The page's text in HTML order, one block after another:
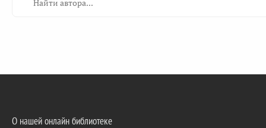
О нашей онлайн библиотеке